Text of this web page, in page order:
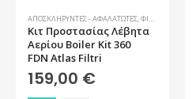
προϊόντος
ΑΠΟΣΚΛΗΡΥΝΤΈΣ - ΑΦΑΛΑΤΩΤΈΣ,ΦΊΛΤΡΑ ΝΕΡΟΎ
Κιτ Προστασίας Λέβητα
Αερίου Boiler Kit 360
FDN Atlas Filtri
159,00 €